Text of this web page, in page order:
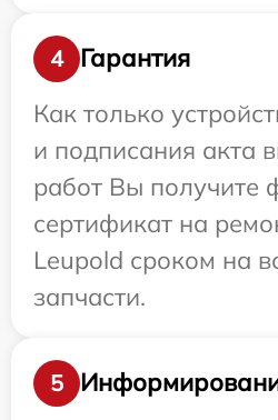
4
Гарантия
Как только
и подписания акта
работ Вы получите
сертификат на
Leupold сроком на
запчасти.
5